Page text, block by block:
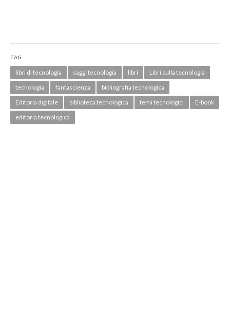
TAG
libri di tecnologia saggi tecnologia libri
Libri sulla tecnologia
tecnologia
fantascienza
bibliografia tecnologica
Editoria digitale
biblioteca tecnologica temi tecnologici
E-book
editoria tecnologica